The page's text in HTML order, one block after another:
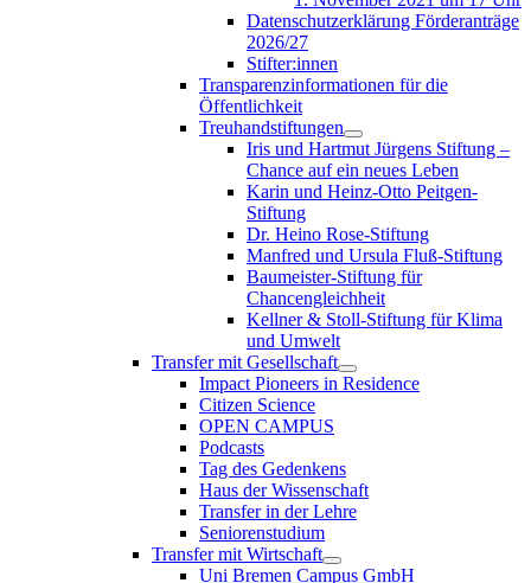
Datenschutzerklärung Förderanträge
2026/27
Stifter:innen
Transparenzinformationen für die
Öffentlichkeit
Treuhandstiftungen
Iris und Hartmut Jürgens Stiftung –
Chance auf ein neues Leben
Karin und Heinz-Otto Peitgen-
Stiftung
Dr. Heino Rose-Stiftung
Manfred und Ursula Fluß-Stiftung
Baumeister-Stiftung für
Chancengleichheit
Kellner & Stoll-Stiftung für Klima
und Umwelt
Transfer mit Gesellschaft
Impact Pioneers in Residence
Citizen Science
OPEN CAMPUS
Podcasts
Tag des Gedenkens
Haus der Wissenschaft
Transfer in der Lehre
Seniorenstudium
Transfer mit Wirtschaft
Uni Bremen Campus GmbH